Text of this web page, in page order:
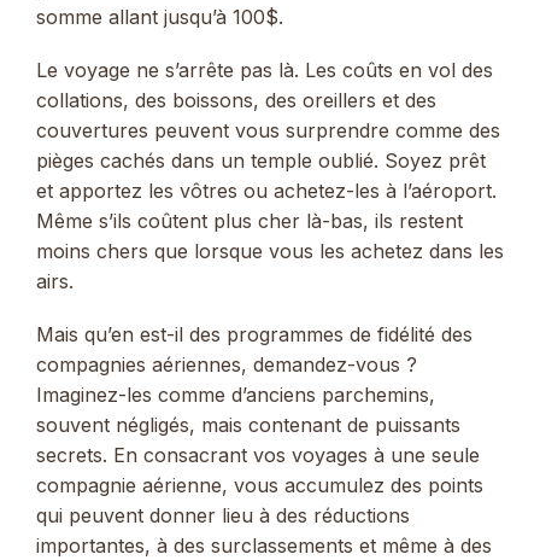
somme allant jusqu’à 100$​​.
Le voyage ne s’arrête pas là. Les coûts en vol des
collations, des boissons, des oreillers et des
couvertures peuvent vous surprendre comme des
pièges cachés dans un temple oublié. Soyez prêt
et apportez les vôtres ou achetez-les à l’aéroport.
Même s’ils coûtent plus cher là-bas, ils restent
moins chers que lorsque vous les achetez dans les
airs.
Mais qu’en est-il des programmes de fidélité des
compagnies aériennes, demandez-vous ?
Imaginez-les comme d’anciens parchemins,
souvent négligés, mais contenant de puissants
secrets. En consacrant vos voyages à une seule
compagnie aérienne, vous accumulez des points
qui peuvent donner lieu à des réductions
importantes, à des surclassements et même à des